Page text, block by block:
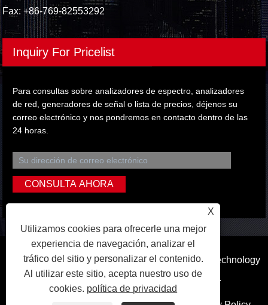
Fax: +86-769-82553292
Inquiry For Pricelist
Para consultas sobre analizadores de espectro, analizadores
de red, generadores de señal o lista de precios, déjenos su
correo electrónico y nos pondremos en contacto dentro de las
24 horas.
Copyright © 2023 Dongguan Qihang Electronic Technology
Co., Ltd. Reservados todos los derechos.
X
Utilizamos cookies para ofrecerle una mejor
experiencia de navegación, analizar el
tráfico del sitio y personalizar el contenido.
Al utilizar este sitio, acepta nuestro uso de
cookies. política de privacidad